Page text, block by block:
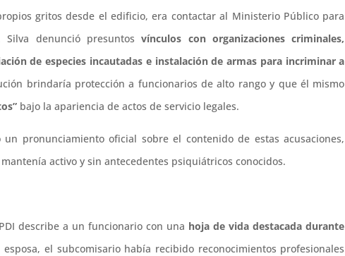
gritos desde el edificio, era contactar al Ministerio Público para
Silva denunció presuntosvínculos con organizaciones criminales,
de especies incautadas e instalación de armas para incriminar a
brindaría protección a funcionarios de alto rango y que él mismo
bajo la apariencia de actos de servicio legales.
pronunciamiento oficial sobre el contenido de estas acusaciones,
activo y sin antecedentes psiquiátricos conocidos.
describe a un funcionario con una hoja de vida destacada durante
el subcomisario había recibido reconocimientos profesionales